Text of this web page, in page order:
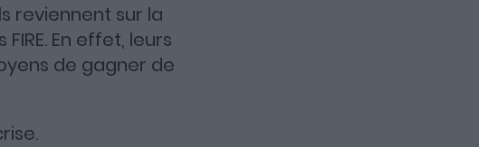
reviennent sur la
En effet, leurs
de gagner de